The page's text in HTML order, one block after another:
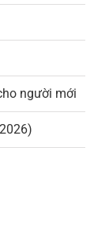
người mới